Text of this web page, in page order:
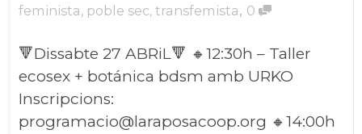
feminista, poble sec, transfemista, 0
🔻Dissabte 27 ABRiL🔻 🔸12:30h – Taller
ecosex + botánica bdsm amb URKO
Inscripcions:
programacio@laraposacoop.org 🔸14:00h